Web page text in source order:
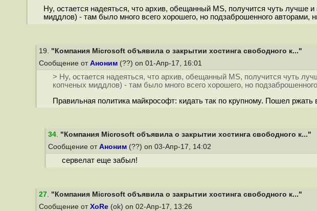
Ну, остается надеяться, что архив, обещанный MS, получится чуть лучше
миддлов) - там было много всего хорошего, но подзаброшенного авторами,
19. "Компания Microsoft объявила о закрытии хостинга свободного к..."
Сообщение от Аноним (??) on 01-Апр-17, 16:01
> Ну, остается надеяться, что архив, обещанный MS, получится чуть
копченых миддлов) - там было много всего хорошего, но
Правильная политика майкрософт: кидать так по крупному. Пошел
34. "Компания Microsoft объявила о закрытии хостинга свободного к..."
Сообщение от Аноним (??) on 03-Апр-17, 14:02
сервелат еще забыл!
27. "Компания Microsoft объявила о закрытии хостинга свободного к..."
Сообщение от XoRe (ok) on 02-Апр-17, 13:26